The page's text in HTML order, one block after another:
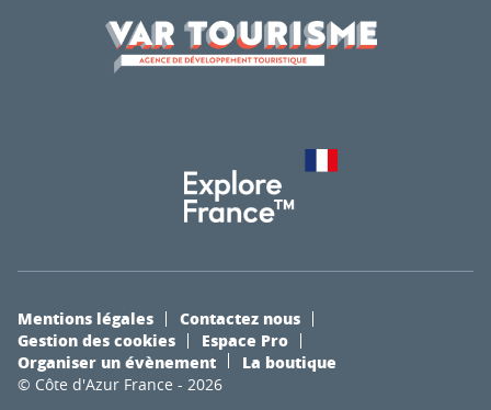
© Côte d'Azur France - 2026
Mentions légales
Contactez nous
Gestion des cookies
Espace Pro
Organiser un évènement
La boutique